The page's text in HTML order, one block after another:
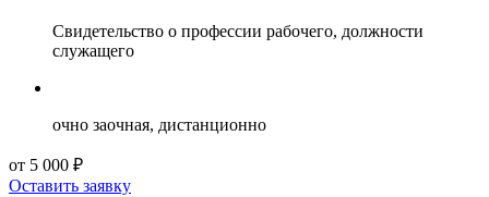
Свидетельство о профессии рабочего, должности
служащего
очно заочная, дистанционно
от 5 000 ₽
Оставить заявку